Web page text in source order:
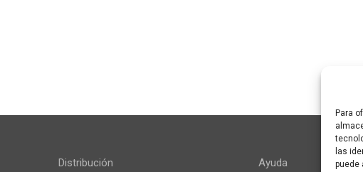
Para
las
puede
Distribución Ayuda